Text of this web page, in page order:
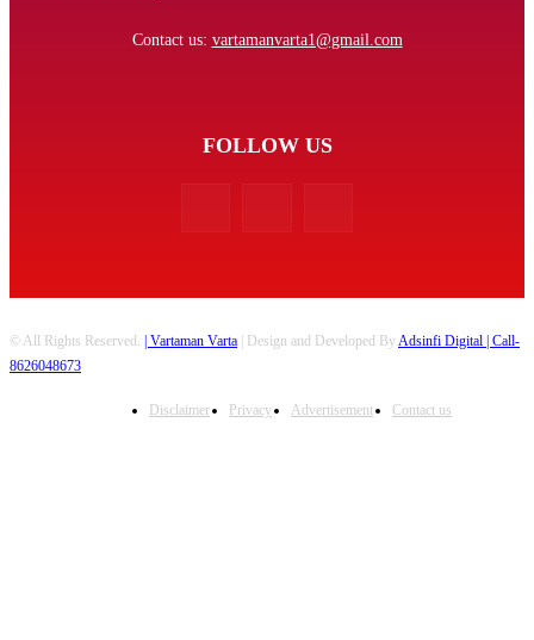
Contact us: vartamanvarta1@gmail.com
FOLLOW US
© All Rights Reserved. | Vartaman Varta | Design and Developed ByAdsinfi Digital | Call-
8626048673
Disclaimer Privacy Advertisement Contact us